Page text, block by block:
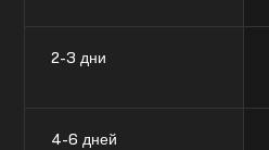
2-3 дни
4-6 дней